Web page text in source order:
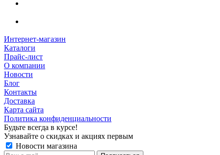
Интернет-магазин
Каталоги
Прайс-лист
О компании
Новости
Блог
Контакты
Доставка
Карта сайта
Политика конфиденциальности
Будьте всегда в курсе!
Узнавайте о скидках и акциях первым
Новости магазина